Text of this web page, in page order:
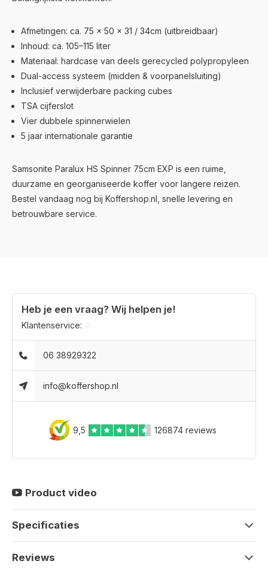
Afmetingen: ca. 75 × 50 × 31 / 34cm (uitbreidbaar)
Inhoud: ca. 105–115 liter
Materiaal: hardcase van deels gerecycled polypropyleen
Dual-access systeem (midden & voorpanelsluiting)
Inclusief verwijderbare packing cubes
TSA cijferslot
Vier dubbele spinnerwielen
5 jaar internationale garantie
Samsonite Paralux HS Spinner 75cm EXP is een ruime,
duurzame en georganiseerde koffer voor langere reizen.
Bestel vandaag nog bij Koffershop.nl, snelle levering en
betrouwbare service.
Heb je een vraag? Wij helpen je!
Klantenservice:
06 38929322
info@koffershop.nl
9,5 126874 reviews
Product video
Specificaties
Reviews